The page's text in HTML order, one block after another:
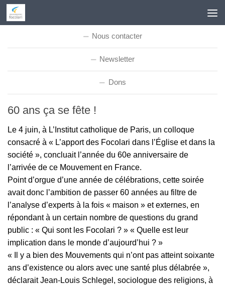
Skip to content
Nous contacter
Newsletter
Dons
60 ans ça se fête !
Le 4 juin, à L’Institut catholique de Paris, un colloque
consacré à « L’apport des Focolari dans l’Église et dans la
société », concluait l’année du 60e anniversaire de
l’arrivée de ce Mouvement en France.
Point d’orgue d’une année de célébrations, cette soirée
avait donc l’ambition de passer 60 années au filtre de
l’analyse d’experts à la fois « maison » et externes, en
répondant à un certain nombre de questions du grand
public : « Qui sont les Focolari ? » « Quelle est leur
implication dans le monde d’aujourd’hui ? »
« Il y a bien des Mouvements qui n’ont pas atteint soixante
ans d’existence ou alors avec une santé plus délabrée »,
déclarait Jean-Louis Schlegel, sociologue des religions, à